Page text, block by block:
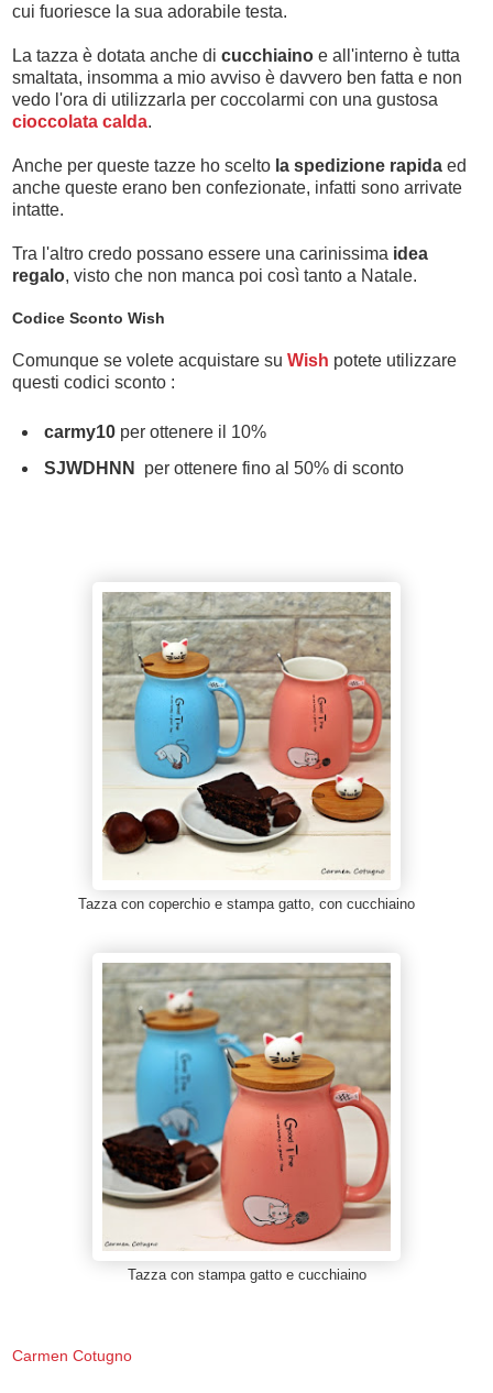
cui fuoriesce la sua adorabile testa.
La tazza è dotata anche di cucchiaino e all'interno è tutta
smaltata, insomma a mio avviso è davvero ben fatta e non
vedo l'ora di utilizzarla per coccolarmi con una gustosa
cioccolata calda.
Anche per queste tazze ho scelto la spedizione rapida ed
anche queste erano ben confezionate, infatti sono arrivate
intatte.
Tra l'altro credo possano essere una carinissima idea
regalo, visto che non manca poi così tanto a Natale.
Codice Sconto Wish
Comunque se volete acquistare su Wish potete utilizzare
questi codici sconto :
carmy10per ottenere il 10%
SJWDHNN
per ottenere fino al 50% di sconto
Tazza con coperchio e stampa gatto, con cucchiaino
Tazza con stampa gatto e cucchiaino
Carmen Cotugno